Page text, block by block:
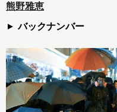
熊野雅恵
バックナンバー